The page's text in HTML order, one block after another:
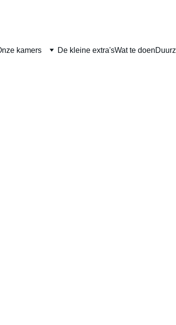
kamers De kleine extra'sWat te doen